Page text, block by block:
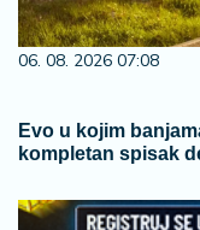
06. 08. 2026 07:08
Evo u kojim
kompletan spisak